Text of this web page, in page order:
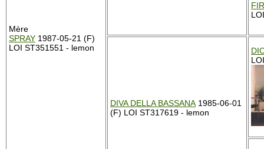
Mère
SPRAY 1987-05-21 (F)
LOI ST351551 - lemon
DIVA DELLA BASSANA 1985-06-01
(F) LOI ST317619 - lemon